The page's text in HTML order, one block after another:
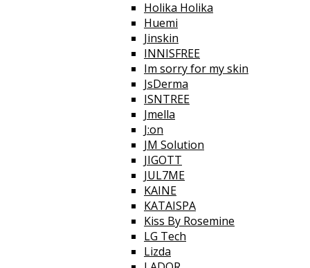
Holika Holika
Huemi
Jinskin
INNISFREE
Im sorry for my skin
JsDerma
ISNTREE
Jmella
J:on
JM Solution
JIGOTT
JUL7ME
KAINE
KATAISPA
Kiss By Rosemine
LG Tech
Lizda